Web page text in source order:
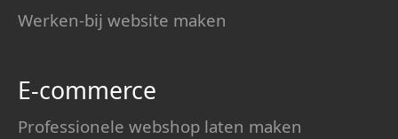
Werken-bij website maken
E-commerce
Professionele webshop laten maken